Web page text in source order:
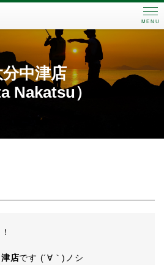
MENU
中津店
Nakatsu）
店です (´∀｀)ノシ